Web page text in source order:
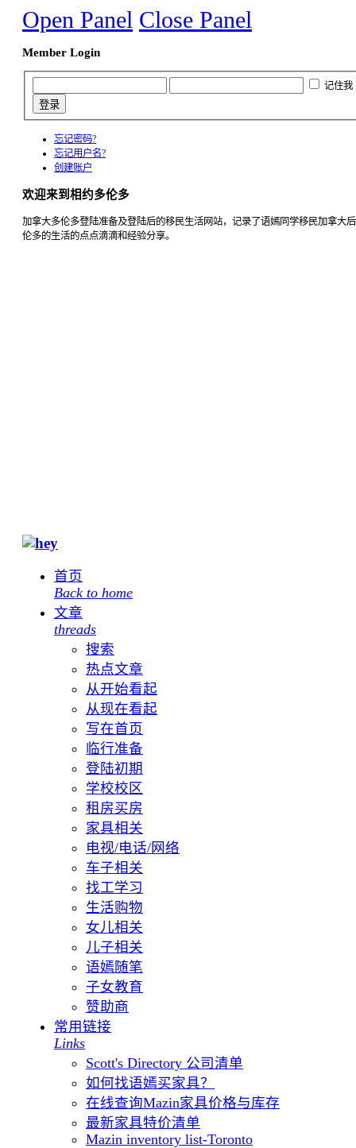
Open Panel Close Panel
Member Login
记住我
忘记密码?
忘记用户名?
创建账户
欢迎来到相约多伦多
加拿大多伦多登陆准备及登陆后的移民生活网站，记录了语嫣同学移民加拿大
伦多的生活的点点滴滴和经验分享。
首页
Back to home
文章
threads
搜索
热点文章
从开始看起
从现在看起
写在首页
临行准备
登陆初期
学校校区
租房买房
家具相关
电视/电话/网络
车子相关
找工学习
生活购物
女儿相关
儿子相关
语嫣随笔
子女教育
赞助商
常用链接
Links
Scott's Directory 公司清单
如何找语嫣买家具？
在线查询Mazin家具价格与库存
最新家具特价清单
Mazin inventory list-Toronto